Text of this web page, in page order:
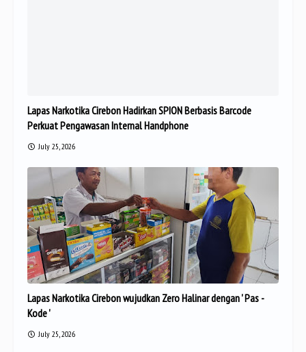
Lapas Narkotika Cirebon Hadirkan SPION Berbasis Barcode
Perkuat Pengawasan Internal Handphone
July 25, 2026
Lapas Narkotika Cirebon wujudkan Zero Halinar dengan ' Pas -
Kode '
July 25, 2026